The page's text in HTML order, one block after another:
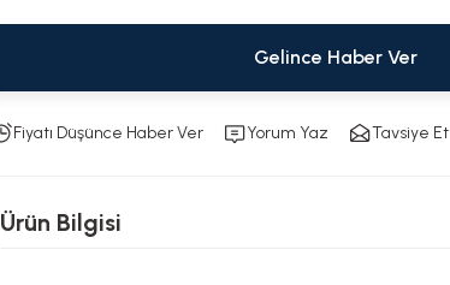
Gelince Haber Ver
Fiyatı Düşünce Haber Ver Yorum Yaz Tavsiye Et
Ürün Bilgisi